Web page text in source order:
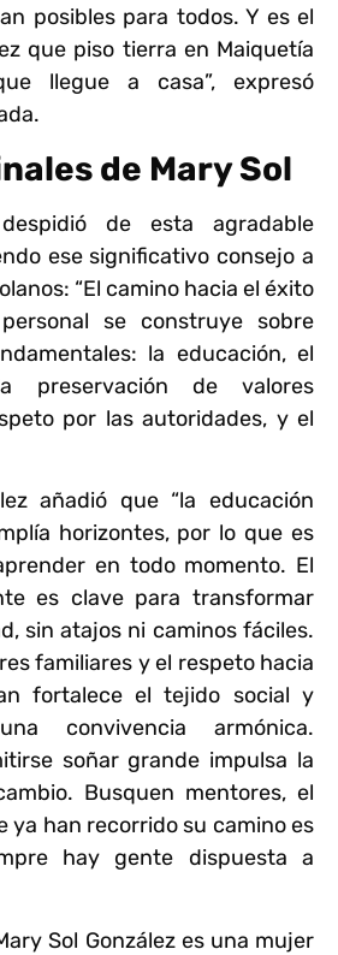
posibles para todos. Y es el
que piso tierra en Maiquetía
llegue a casa”, expresó
de Mary Sol
de esta agradable
ese significativo consejo a
“El camino hacia el éxito
se construye sobre
la educación, el
preservación de valores
por las autoridades, y el
añadió que “la educación
horizontes, por lo que es
en todo momento. El
es clave para transformar
sin atajos ni caminos fáciles.
familiares y el respeto hacia
fortalece el tejido social y
convivencia armónica.
soñar grande impulsa la
Busquen mentores, el
ya han recorrido su camino es
hay gente dispuesta a
Sol González es una mujer